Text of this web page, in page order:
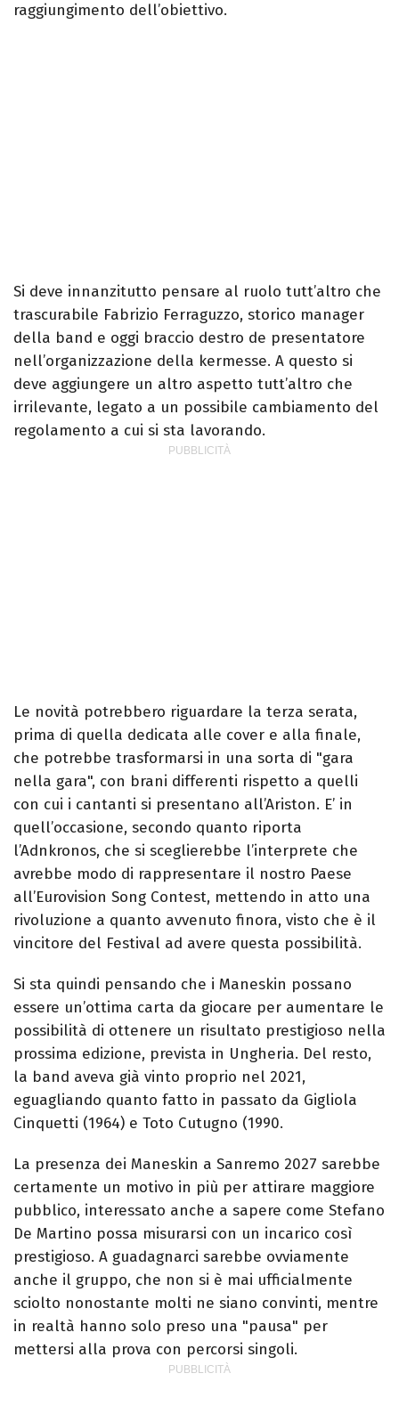
raggiungimento dell’obiettivo.
Si deve innanzitutto pensare al ruolo tutt’altro che
trascurabile Fabrizio Ferraguzzo, storico manager
della band e oggi braccio destro de presentatore
nell’organizzazione della kermesse. A questo si
deve aggiungere un altro aspetto tutt’altro che
irrilevante, legato a un possibile cambiamento del
regolamento a cui si sta lavorando.
Le novità potrebbero riguardare la terza serata,
prima di quella dedicata alle cover e alla finale,
che potrebbe trasformarsi in una sorta di "gara
nella gara", con brani differenti rispetto a quelli
con cui i cantanti si presentano all’Ariston. E’ in
quell’occasione, secondo quanto riporta
l’Adnkronos, che si sceglierebbe l’interprete che
avrebbe modo di rappresentare il nostro Paese
all’Eurovision Song Contest, mettendo in atto una
rivoluzione a quanto avvenuto finora, visto che è il
vincitore del Festival ad avere questa possibilità.
Si sta quindi pensando che i Maneskin possano
essere un’ottima carta da giocare per aumentare le
possibilità di ottenere un risultato prestigioso nella
prossima edizione, prevista in Ungheria. Del resto,
la band aveva già vinto proprio nel 2021,
eguagliando quanto fatto in passato da Gigliola
Cinquetti (1964) e Toto Cutugno (1990.
La presenza dei Maneskin a Sanremo 2027 sarebbe
certamente un motivo in più per attirare maggiore
pubblico, interessato anche a sapere come Stefano
De Martino possa misurarsi con un incarico così
prestigioso. A guadagnarci sarebbe ovviamente
anche il gruppo, che non si è mai ufficialmente
sciolto nonostante molti ne siano convinti, mentre
in realtà hanno solo preso una "pausa" per
mettersi alla prova con percorsi singoli.